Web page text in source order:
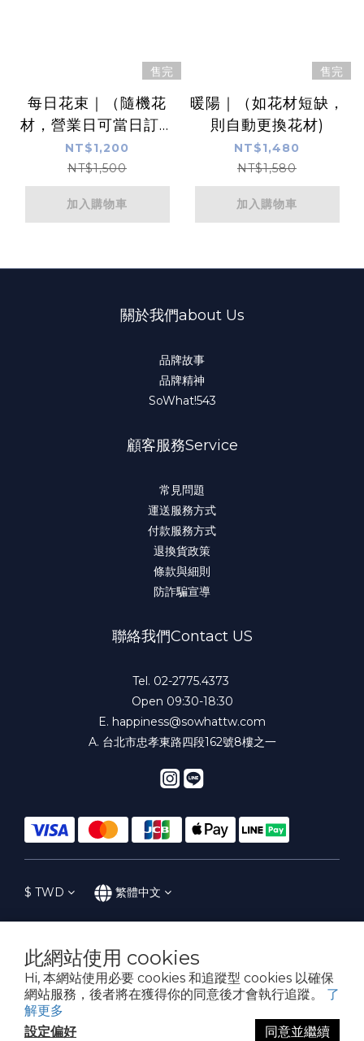
此網站使用 cookies
Hi, 本網站使用必要 cookies 和追蹤型 cookies 以確保
網站服務，後者將在獲得你的同意後才會執行追蹤。 了
解更多
設定偏好
同意並繼續
售完
每日花束｜（隨機花
材，營業日可當日訂當
日送或指定日期配送）
NT$1,200
NT$1,500
加入購物車
售完
暖陽｜（如花材短缺，
則自動更換花材)
NT$1,480
NT$1,580
加入購物車
關於我們about Us
品牌故事
品牌精神
SoWhat!543
顧客服務Service
常見問題
運送服務方式
付款服務方式
退換貨政策
條款與細則
防詐騙宣導
聯絡我們Contact US
Tel. 02-2775.4373
Open 09:30-18:30
E. happiness@sowhattw.com
A. 台北市忠孝東路四段162號8樓之一
$ TWD 繁體中文
提醒您，我們不會以電話或簡訊方式通知變更付款方式。
Copyright© 2016-2023 SoWhat! 花樣子